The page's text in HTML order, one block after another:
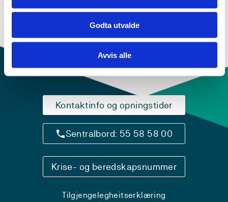
Godta utvalde
Avvis alle
Kontaktinfo og opningstider
Sentralbord: 55 58 58 00
Krise- og beredskapsnummer
Tilgjengelegheitserklæring